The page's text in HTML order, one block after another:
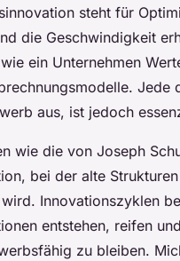
steht für
die Geschwindigkeit
ein Unternehmen
Jede
aus, ist jedoch
wie die von Joseph
bei der alte
Innovationszyklen
entstehen, reifen
zu bleiben.